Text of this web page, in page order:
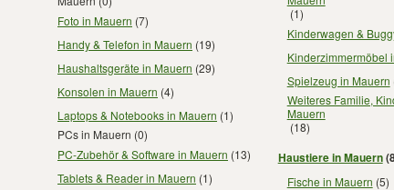
Foto in Mauern (7)
Handy & Telefon in Mauern (19)
Haushaltsgeräte in Mauern (29)
Konsolen in Mauern (4)
Laptops & Notebooks in Mauern (1)
PCs in Mauern (0)
PC-Zubehör & Software in Mauern (13)
Tablets & Reader in Mauern (1)
(1)
Kinderwagen &
Kinderzimmermöbel
Spielzeug in Mauern
Weiteres Familie,
Mauern
(18)
Haustiere in Mauern
Fische in Mauern (5)